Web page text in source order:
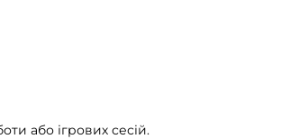
або ігрових сесій.